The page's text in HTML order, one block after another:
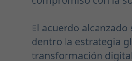
El acuerdo alcanzado
dentro la estrategia
transformación